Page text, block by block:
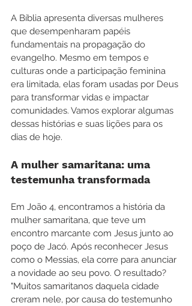
A Bíblia apresenta diversas mulheres
que desempenharam papéis
fundamentais na propagação do
evangelho. Mesmo em tempos e
culturas onde a participação feminina
era limitada, elas foram usadas por Deus
para transformar vidas e impactar
comunidades. Vamos explorar algumas
dessas histórias e suas lições para os
dias de hoje.
A mulher samaritana: uma
testemunha transformada
Em João 4, encontramos a história da
mulher samaritana, que teve um
encontro marcante com Jesus junto ao
poço de Jacó. Após reconhecer Jesus
como o Messias, ela corre para anunciar
a novidade ao seu povo. O resultado?
"Muitos samaritanos daquela cidade
creram nele, por causa do testemunho